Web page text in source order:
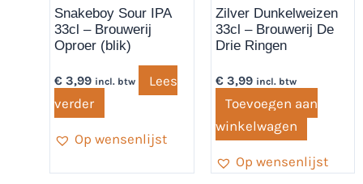
Snakeboy Sour IPA
33cl – Brouwerij
Oproer (blik)
€ 3,99 incl. btw
Lees
verder
Op wensenlijst
Zilver Dunkelweizen
33cl – Brouwerij De
Drie Ringen
€3,99 incl. btw
Toevoegen aan
winkelwagen
Op wensenlijst